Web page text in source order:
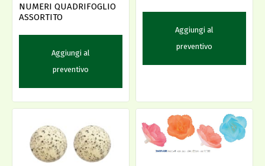
NUMERI QUADRIFOGLIO
ASSORTITO
Aggiungi al
preventivo
Aggiungi al
preventivo